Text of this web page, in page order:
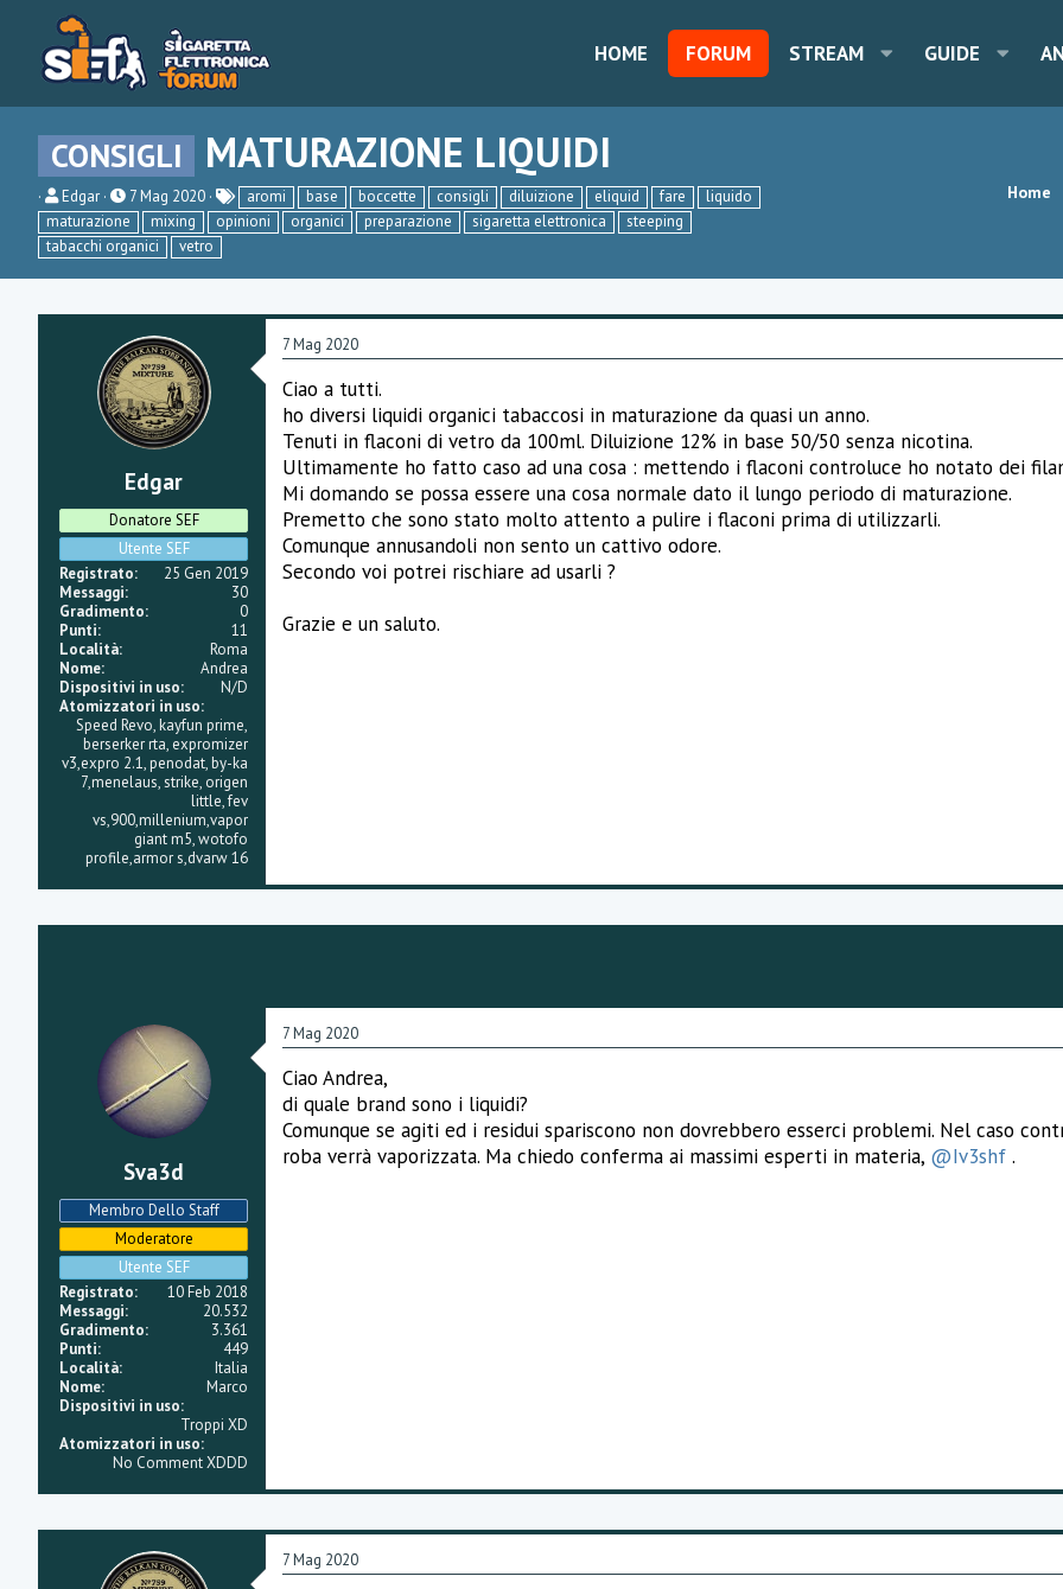
HOME FORUM STREAM GUIDE
CONSIGLI MATURAZIONE LIQUIDI
C
r
e
a
n
e
Edgar
D
a
t
a
i
z
i
o
7 Mag 2020 aromi base boccette consigli diluizione eliquid fare
liquido
maturazione
mixing opinioni organici preparazione sigaretta elettronica
steeping
tabacchi organici
vetro
Home
Edgar
Donatore SEF
Utente SEF
Registrato
25 Gen 2019
Messaggi
30
Gradimento
0
Punti
11
Località
Roma
Nome
Andrea
Dispositivi in uso
N/D
Atomizzatori in uso
Speed Revo, kayfun prime,
berserker rta, expromizer
v3,expro 2.1, penodat, by-ka
7,menelaus, strike, origen
little, fev
vs,900,millenium,vapor
giant m5, wotofo
profile,armor s,dvarw 16
7 Mag 2020
Ciao a tutti.
ho diversi liquidi organici tabaccosi in maturazione da quasi un anno.
Tenuti in flaconi di vetro da 100ml. Diluizione 12% in base 50/50 senza nicotina.
Ultimamente ho fatto caso ad una cosa : mettendo i flaconi controluce ho notato dei
Mi domando se possa essere una cosa normale dato il lungo periodo di maturazione.
Premetto che sono stato molto attento a pulire i flaconi prima di utilizzarli.
Comunque annusandoli non sento un cattivo odore.
Secondo voi potrei rischiare ad usarli ?
Grazie e un saluto.
Sva3d
Membro Dello Staff
Moderatore
Utente SEF
Registrato
10 Feb 2018
Messaggi
20.532
Gradimento
3.361
Punti
449
Località
Italia
Nome
Marco
Dispositivi in uso
Troppi XD
Atomizzatori in uso
No Comment XDDD
7 Mag 2020
Ciao Andrea,
di quale brand sono i liquidi?
Comunque se agiti ed i residui spariscono non dovrebbero esserci problemi. Nel caso
roba verrà vaporizzata. Ma chiedo conferma ai massimi esperti in materia, @Iv3shf .
7 Mag 2020